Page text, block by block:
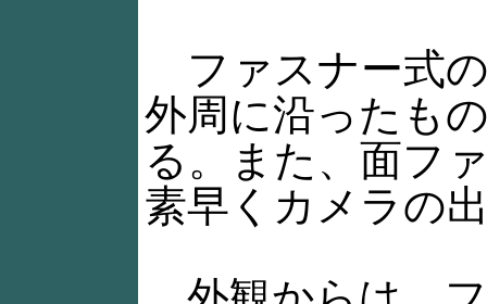
ファスナー式
外周に沿ったも
る。また、面フ
素早くカメラの